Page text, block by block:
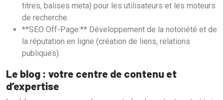
titres, balises meta) pour les utilisateurs et les moteurs
de recherche.
**SEO Off-Page:** Développement de la notoriété et de
la réputation en ligne (création de liens, relations
publiques).
Le blog : votre centre de contenu et
d’expertise